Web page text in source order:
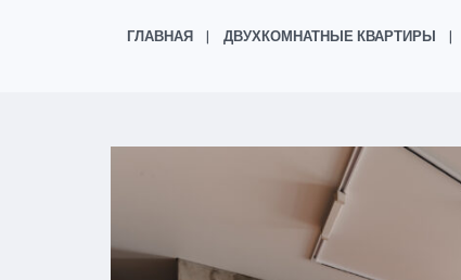
ГЛАВНАЯ ДВУХКОМНАТНЫЕ КВАРТИРЫ